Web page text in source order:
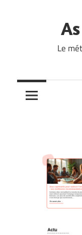
Le